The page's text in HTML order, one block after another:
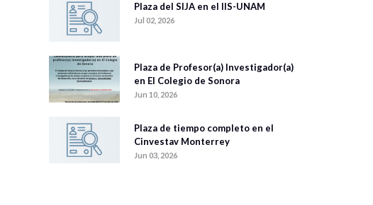
Plaza del SIJA en el IIS-UNAM
Jul 02, 2026
Plaza de Profesor(a) Investigador(a)
en El Colegio de Sonora
Jun 10, 2026
Plaza de tiempo completo en el
Cinvestav Monterrey
Jun 03, 2026